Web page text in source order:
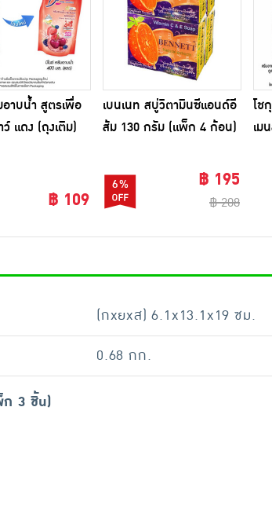
าบน้ำ สูตรเพื่อ
แดง (ถุงเติม)
฿ 109
เบนเนท สบู่วิตามินซีแอนด์อี
ส้ม 130 กรัม (แพ็ก 4 ก้อน)
6% ฿ 195
฿ 208
โช
เม
(กxยxส) 6.1x13.1x19 ซม.
0.68 กก.
ก 3 ชิ้น)